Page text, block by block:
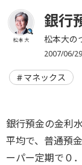
松本 大
銀行
松本大の
2007/06/29
マネックス
銀行預金の金利
平均で、普通預
ーパー定期で０